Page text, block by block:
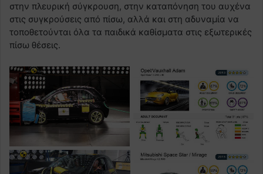
στην πλευρική σύγκρουση, στην καταπόνηση του αυχένα
στις συγκρούσεις από πίσω, αλλά και στη αδυναμία να
τοποθετούνται όλα τα παιδικά καθίσματα στις εξωτερικές
πίσω θέσεις.